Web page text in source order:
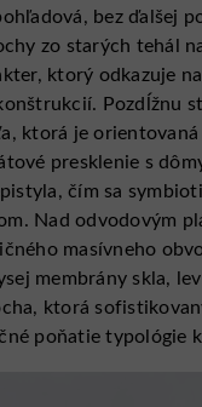
bez ďalšej
zo starých tehál
ktorý odkazuje
Pozdĺžnu
ktorá je orientovaná
presklenie s
čím sa
Nad odvodovým
masívneho
membrány skla,
ktorá
poňatie typológie